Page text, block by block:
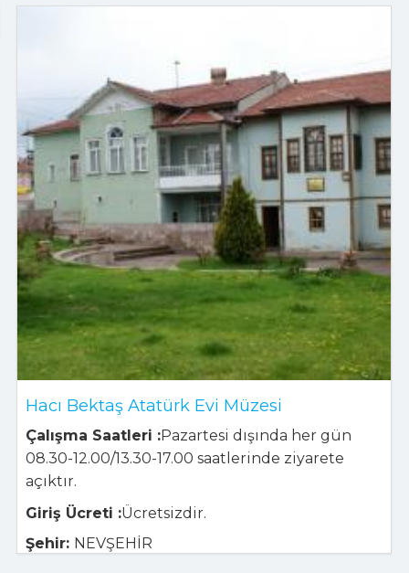
Hacı Bektaş Atatürk Evi Müzesi
Çalışma Saatleri :Pazartesi dışında her gün
08.30-12.00/13.30-17.00 saatlerinde ziyarete
açıktır.
Giriş Ücreti :Ücretsizdir.
Şehir: NEVŞEHİR